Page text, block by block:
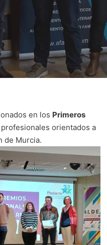
en los Primeros
orientados a
de Murcia.